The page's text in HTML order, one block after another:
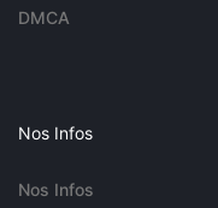
DMCA
Nos Infos
Nos Infos